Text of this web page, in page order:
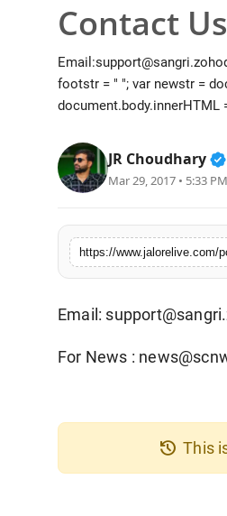
Contact Us
footstr = " "; var newstr =
JR Choudhary
Mar 29, 2017 • 5:33 PM
https://www.jalorelive.com/
Email:
For News :
history This